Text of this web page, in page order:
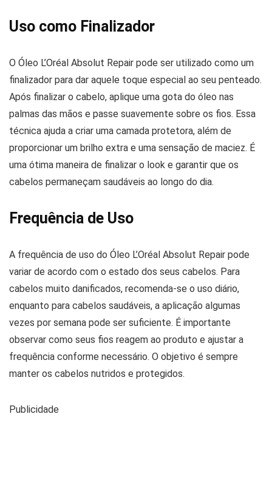
Uso como Finalizador
O Óleo L’Oréal Absolut Repair pode ser utilizado como um
finalizador para dar aquele toque especial ao seu penteado.
Após finalizar o cabelo, aplique uma gota do óleo nas
palmas das mãos e passe suavemente sobre os fios. Essa
técnica ajuda a criar uma camada protetora, além de
proporcionar um brilho extra e uma sensação de maciez. É
uma ótima maneira de finalizar o look e garantir que os
cabelos permaneçam saudáveis ao longo do dia.
Frequência de Uso
A frequência de uso do Óleo L’Oréal Absolut Repair pode
variar de acordo com o estado dos seus cabelos. Para
cabelos muito danificados, recomenda-se o uso diário,
enquanto para cabelos saudáveis, a aplicação algumas
vezes por semana pode ser suficiente. É importante
observar como seus fios reagem ao produto e ajustar a
frequência conforme necessário. O objetivo é sempre
manter os cabelos nutridos e protegidos.
Publicidade